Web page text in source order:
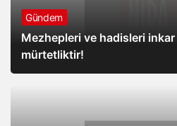
Gündem
Mezhepleri ve hadisleri
mürtetliktir!